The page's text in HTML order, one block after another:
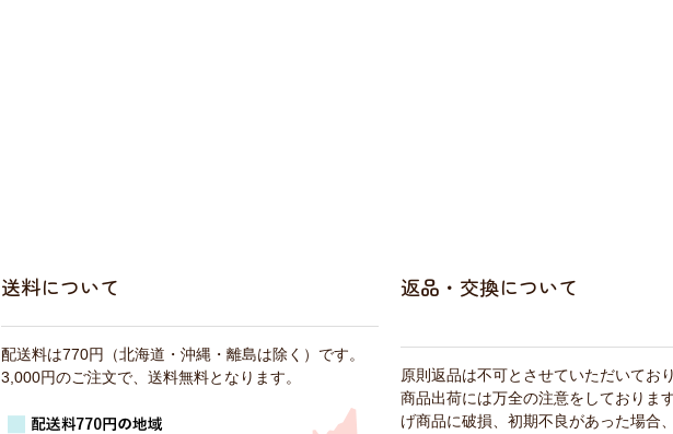
送料について
配送料は770円（北海道・沖縄・離島は除く）です。
3,000円のご注文で、送料無料となります。
返品・交換について
原則返品は不可とさせていただいてお
商品出荷には万全の注意をしておりま
げ商品に破損、初期不良があった場合